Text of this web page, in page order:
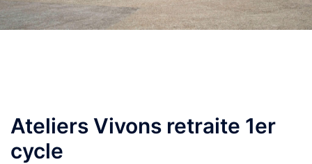
Ateliers Vivons retraite 1er
cycle